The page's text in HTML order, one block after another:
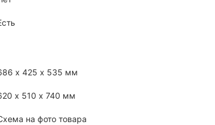
х 425 х 535 мм
х 510 х 740 мм
на фото товара